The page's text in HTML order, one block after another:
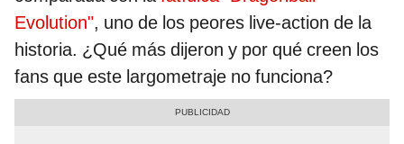
Evolution", uno de los peores live-action de la
historia. ¿Qué más dijeron y por qué creen los
fans que este largometraje no funciona?